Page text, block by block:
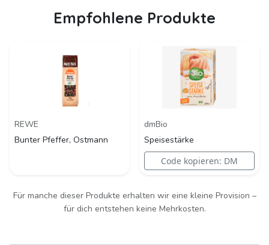
Empfohlene Produkte
REWE
Bunter Pfeffer, Ostmann
dmBio
Speisestärke
Code kopieren: DM
Für manche dieser Produkte erhalten wir eine kleine Provision –
für dich entstehen keine Mehrkosten.